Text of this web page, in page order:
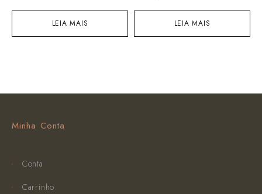
LEIA MAIS LEIA MAIS
Minha Conta
Conta
Carrinho